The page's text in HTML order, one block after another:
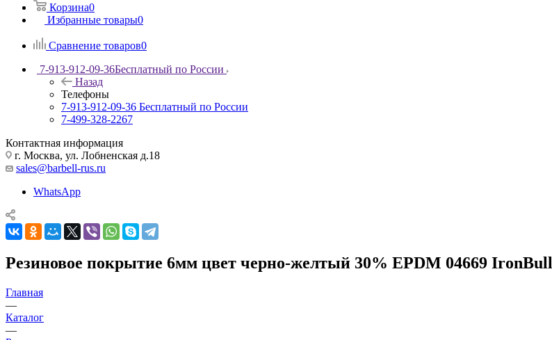
Корзина0
Избранные товары0
Сравнение товаров0
7-913-912-09-36Бесплатный по России
Назад
Телефоны
7-913-912-09-36 Бесплатный по России
7-499-328-2267
Контактная информация
г. Москва, ул. Лобненская д.18
sales@barbell-rus.ru
WhatsApp
Резиновое покрытие 6мм цвет черно-желтый 30% EPDM 04669 IronBull
Главная
—
Каталог
—